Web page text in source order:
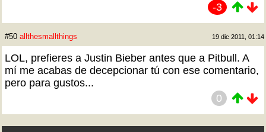
-3
#50 allthesmallthings 19 dic 2011, 01:14
LOL, prefieres a Justin Bieber antes que a Pitbull. A
mí me acabas de decepcionar tú con ese comentario,
pero para gustos...
0